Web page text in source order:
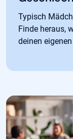
Typisch
Finde heraus,
deinen